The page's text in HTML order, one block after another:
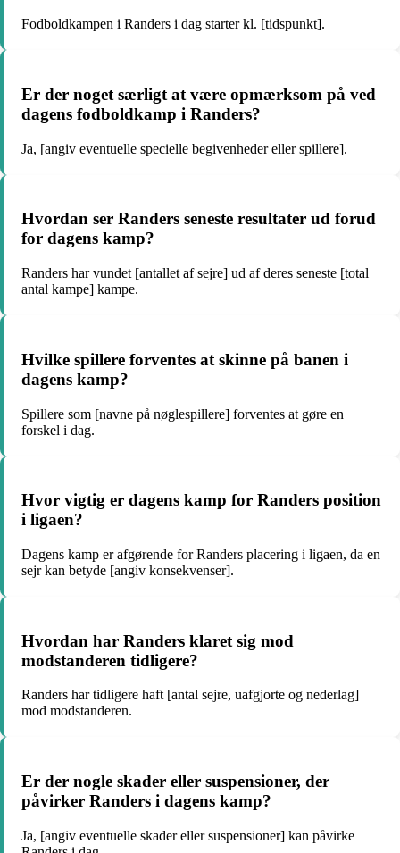
Fodboldkampen i Randers i dag starter kl. [tidspunkt].
Er der noget særligt at være opmærksom på ved
dagens fodboldkamp i Randers?
Ja, [angiv eventuelle specielle begivenheder eller spillere].
Hvordan ser Randers seneste resultater ud forud
for dagens kamp?
Randers har vundet [antallet af sejre] ud af deres seneste [total
antal kampe] kampe.
Hvilke spillere forventes at skinne på banen i
dagens kamp?
Spillere som [navne på nøglespillere] forventes at gøre en
forskel i dag.
Hvor vigtig er dagens kamp for Randers position
i ligaen?
Dagens kamp er afgørende for Randers placering i ligaen, da en
sejr kan betyde [angiv konsekvenser].
Hvordan har Randers klaret sig mod
modstanderen tidligere?
Randers har tidligere haft [antal sejre, uafgjorte og nederlag]
mod modstanderen.
Er der nogle skader eller suspensioner, der
påvirker Randers i dagens kamp?
Ja, [angiv eventuelle skader eller suspensioner] kan påvirke